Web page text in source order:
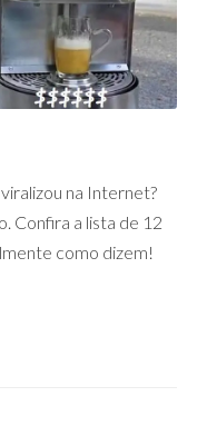
na Internet?
Confira a lista de 12
como dizem!